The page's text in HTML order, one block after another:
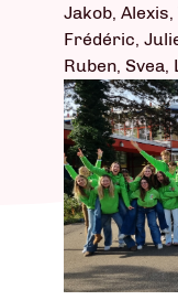
Jakob,
Frédéric,
Ruben,